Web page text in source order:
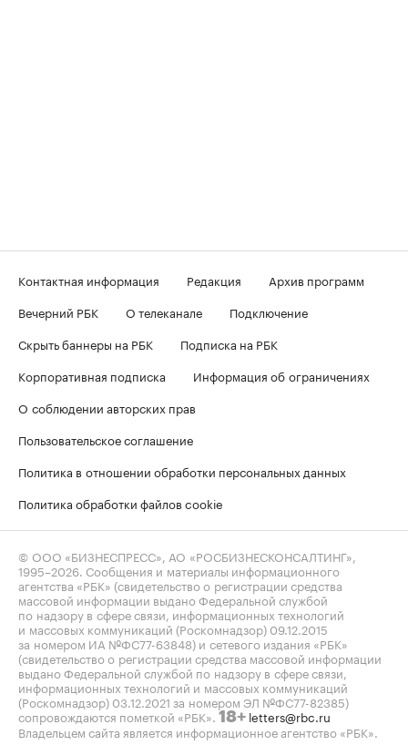
Контактная информация Редакция
Архив программ
Вечерний РБК
О телеканале
Подключение
Скрыть баннеры на РБК
Подписка на РБК
Корпоративная подписка
Информация об ограничениях
О соблюдении авторских прав
Пользовательское соглашение
Политика в отношении обработки персональных данных
Политика обработки файлов cookie
© ООО «БИЗНЕСПРЕСС», АО «РОСБИЗНЕСКОНСАЛТИНГ»,
1995–2026 . Сообщения и материалы информационного
агентства «РБК» (свидетельство о регистрации средства
массовой информации выдано Федеральной службой
по надзору в сфере связи, информационных технологий
и массовых коммуникаций (Роскомнадзор) 09.12.2015
за номером ИА №ФС77-63848) и сетевого издания «РБК»
(свидетельство о регистрации средства массовой информации
выдано Федеральной службой по надзору в сфере связи,
информационных технологий и массовых коммуникаций
(Роскомнадзор) 03.12.2021 за номером ЭЛ №ФС77-82385)
сопровождаются пометкой «РБК». 18+ letters@rbc.ru
Владельцем сайта является информационное агентство «РБК».